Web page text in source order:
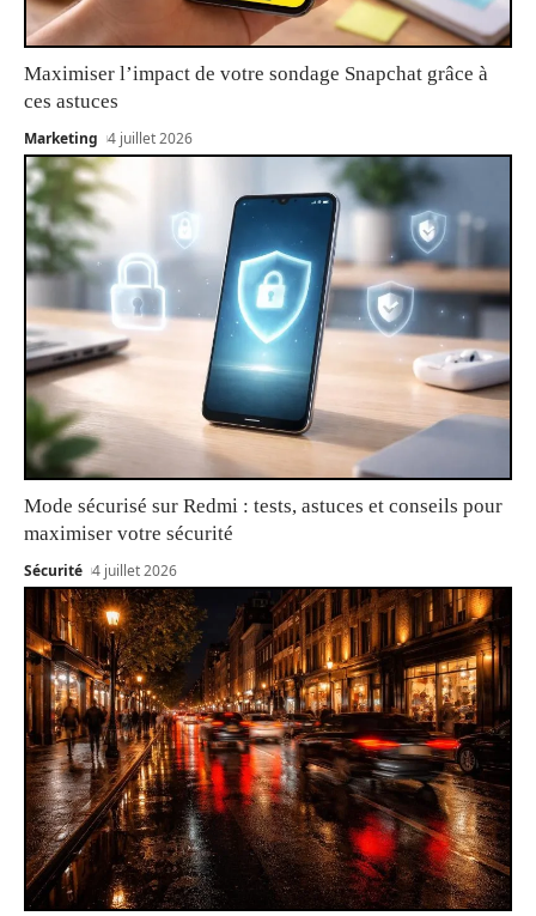
Maximiser l’impact de votre sondage Snapchat grâce à
ces astuces
Marketing 4 juillet 2026
Mode sécurisé sur Redmi : tests, astuces et conseils pour
maximiser votre sécurité
Sécurité 4 juillet 2026